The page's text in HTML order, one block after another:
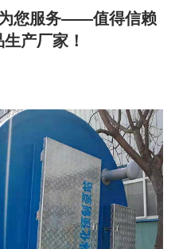
您服务——值得信赖
产厂家！